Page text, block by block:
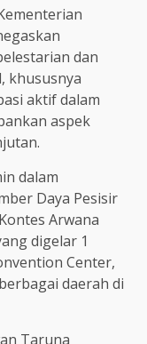
dan
khususnya
aktif dalam
aspek
dalam
Daya Pesisir
Arwana
digelar 1
Center,
daerah di
Taruna